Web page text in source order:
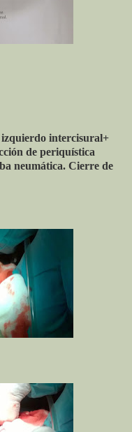
izquierdo intercisural+
de periquística
neumática. Cierre de